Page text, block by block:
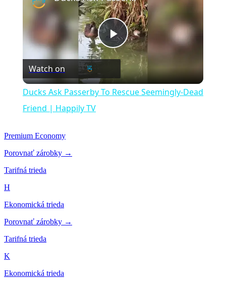
Play
Video
Watch on
Ducks Ask Passerby To Rescue Seemingly-Dead
Friend | Happily TV
Premium Economy
Porovnať zárobky →
Tarifná trieda
H
Ekonomická trieda
Porovnať zárobky →
Tarifná trieda
K
Ekonomická trieda